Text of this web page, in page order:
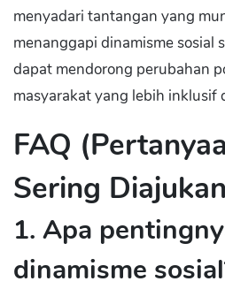
menyadari tantangan yang
menanggapi dinamisme sosial
dapat mendorong perubahan
masyarakat yang lebih inklusif
FAQ
Sering
1. Apa
dinamisme